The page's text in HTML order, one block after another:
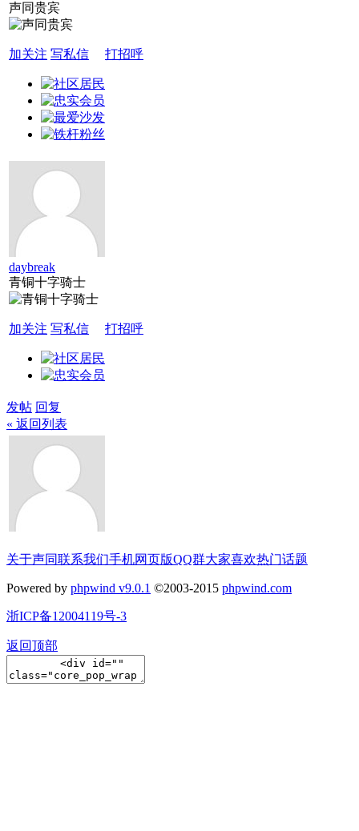
声同贵宾
加关注 写私信 打招呼
daybreak
青铜十字骑士
加关注 写私信 打招呼
发帖 回复
« 返回列表
关于声同联系我们手机网页版QQ群大家喜欢热门话题
Powered by phpwind v9.0.1 ©2003-2015 phpwind.com
浙ICP备12004119号-3
返回顶部